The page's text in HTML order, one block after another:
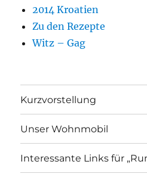
2014 Kroatien
Zu den Rezepte
Witz – Gag
Kurzvorstellung
Unser Wohnmobil
Interessante Links für